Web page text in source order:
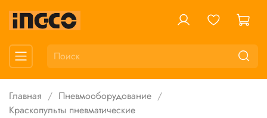
Главная
Пневмооборудование
Краскопульты пневматические